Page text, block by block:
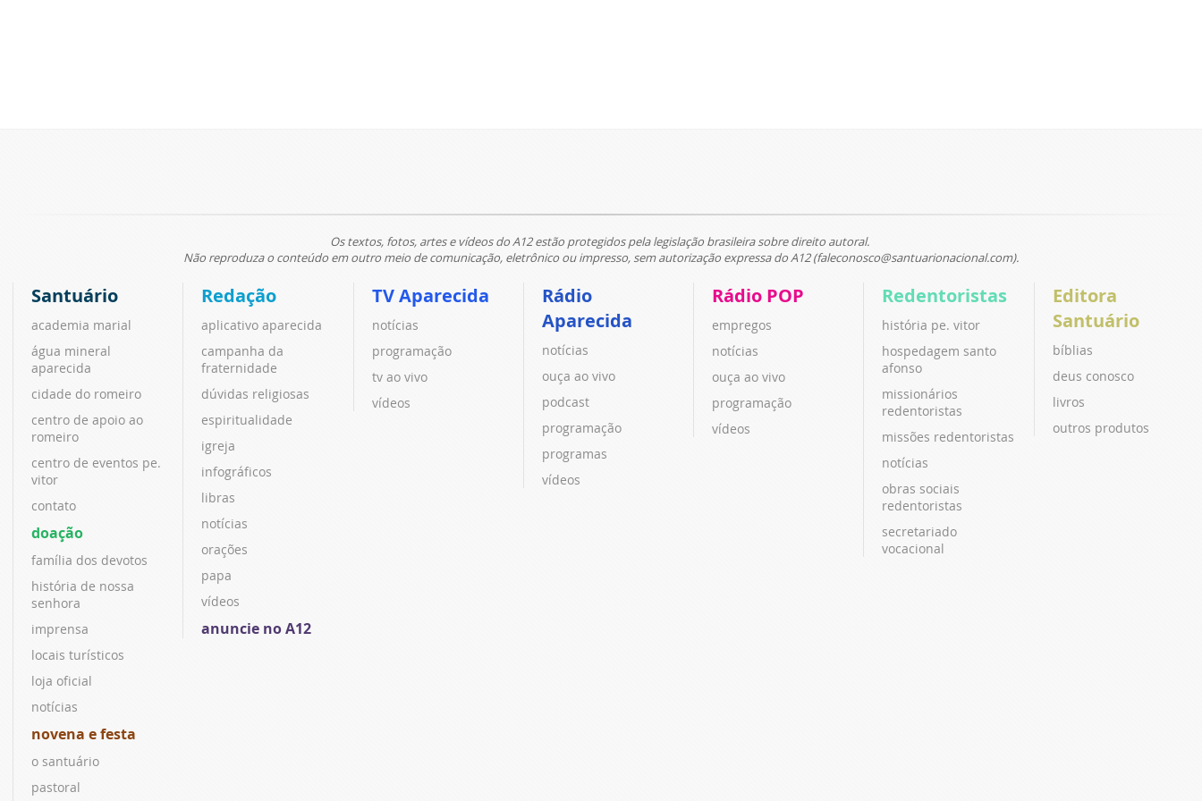
Os textos, fotos, artes e vídeos do A12 estão protegidos pela legislação brasileira sobre direito autoral.
Não reproduza o conteúdo em outro meio de comunicação, eletrônico ou impresso, sem autorização expressa do A12 (faleconosco@santuarionacional.com).
Santuário
academia marial
água mineral
aparecida
cidade do romeiro
centro de apoio ao
romeiro
centro de eventos pe.
vitor
contato
doação
família dos devotos
história de nossa
senhora
imprensa
locais turísticos
loja oficial
notícias
novena e festa
o santuário
pastoral
Redação
aplicativo aparecida
campanha da
fraternidade
dúvidas religiosas
espiritualidade
igreja
infográficos
libras
notícias
orações
papa
vídeos
anuncie no A12
TV Aparecida
notícias
programação
tv ao vivo
vídeos
Rádio
Aparecida
notícias
ouça ao vivo
podcast
programação
programas
vídeos
Rádio POP
empregos
notícias
ouça ao vivo
programação
vídeos
Redentoristas
história pe. vitor
hospedagem santo
afonso
missionários
redentoristas
missões redentoristas
notícias
obras sociais
redentoristas
secretariado
vocacional
Editora
Santuário
bíblias
deus conosco
livros
outros produtos